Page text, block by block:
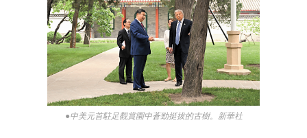
●中美元首駐足觀賞園中蒼勁挺拔的古樹。新華社